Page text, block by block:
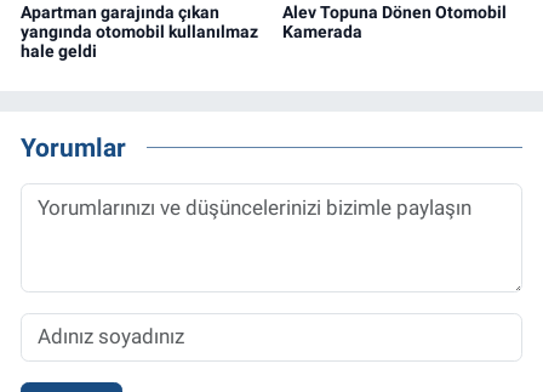
Apartman garajında çıkan
yangında otomobil kullanılmaz
hale geldi
Alev Topuna Dönen Otomobil
Kamerada
Yorumlar